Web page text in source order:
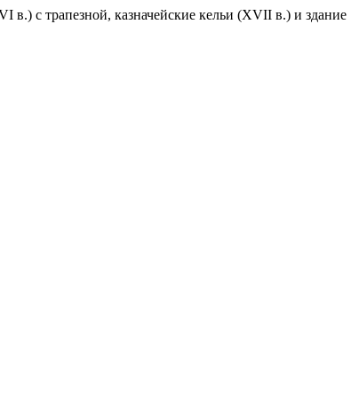
в.) с трапезной, казначейские кельи (XVII в.) и здание